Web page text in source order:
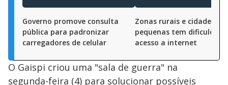
Governo promove consulta
pública para padronizar
carregadores de celular
Zonas rurais e cidades
pequenas tem
acesso a internet
O Gaispi criou uma "sala de guerra" na
segunda-feira (4) para solucionar possíveis